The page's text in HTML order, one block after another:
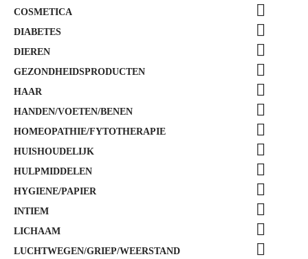
COSMETICA 
DIABETES 
DIEREN 
GEZONDHEIDSPRODUCTEN 
HAAR 
HANDEN/VOETEN/BENEN 
HOMEOPATHIE/FYTOTHERAPIE 
HUISHOUDELIJK 
HULPMIDDELEN 
HYGIENE/PAPIER 
INTIEM 
LICHAAM 
LUCHTWEGEN/GRIEP/WEERSTAND 